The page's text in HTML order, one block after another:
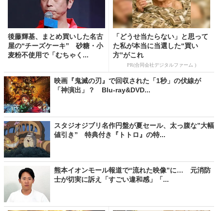
後藤輝基、まとめ買いした名古
屋の“チーズケーキ” 砂糖・小
麦粉不使用で「むちゃく...
「どうせ当たらない」と思って
た私が本当に当選した“買い
方”がこれ
PR(合同会社デジタルファーム )
映画『鬼滅の刃』で回収された「1秒」の伏線が
「神演出」？ Blu-ray&DVD...
スタジオジブリ名作円盤が夏セール、太っ腹な”大幅
値引き” 特典付き『トトロ』の特...
熊本イオンモール報道で“流れた映像”に… 元消防
士が切実に訴え「すごい違和感」「...